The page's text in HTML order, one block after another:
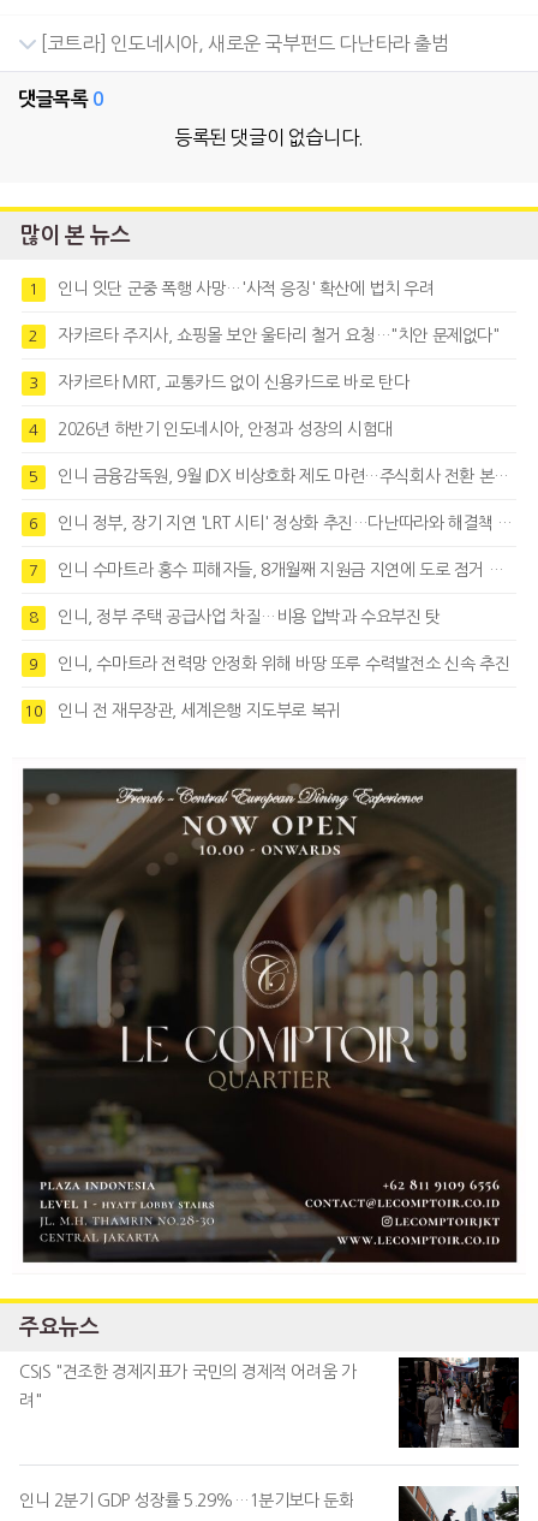
[코트라] 인도네시아, 새로운 국부펀드 다난타라 출범
댓글목록 0
등록된 댓글이 없습니다.
많이 본 뉴스
1 인니 잇단 군중 폭행 사망…'사적 응징' 확산에 법치 우려
2 자카르타 주지사, 쇼핑몰 보안 울타리 철거 요청…"치안 문제없다"
3 자카르타 MRT, 교통카드 없이 신용카드로 바로 탄다
4 2026년 하반기 인도네시아, 안정과 성장의 시험대
5 인니 금융감독원, 9월 IDX 비상호화 제도 마련…주식회사 전환 본격화
6 인니 정부, 장기 지연 'LRT 시티' 정상화 추진…다난따라와 해결책 모색
7 인니 수마트라 홍수 피해자들, 8개월째 지원금 지연에 도로 점거 시위
8 인니, 정부 주택 공급사업 차질…비용 압박과 수요부진 탓
9 인니, 수마트라 전력망 안정화 위해 바땅 또루 수력발전소 신속 추진
10 인니 전 재무장관, 세계은행 지도부로 복귀
주요뉴스
CSIS "견조한 경제지표가 국민의 경제적 어려움 가
려"
인니 2분기 GDP 성장률 5.29%…1분기보다 둔화